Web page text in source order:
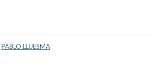
PABLO LLUESMA